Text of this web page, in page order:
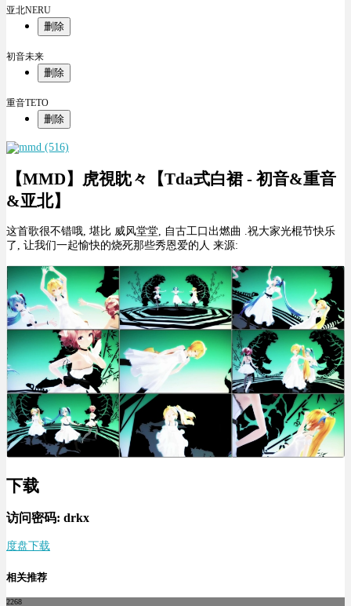
亚北NERU
删除
初音未来
删除
重音TETO
删除
【MMD】虎視眈々【Tda式白裙 - 初音&重音
&亚北】
这首歌很不错哦, 堪比 威风堂堂, 自古工口出燃曲 .祝大家光棍节快乐
了, 让我们一起愉快的烧死那些秀恩爱的人 来源:
下载
访问密码: drkx
度盘下载
相关推荐
2268